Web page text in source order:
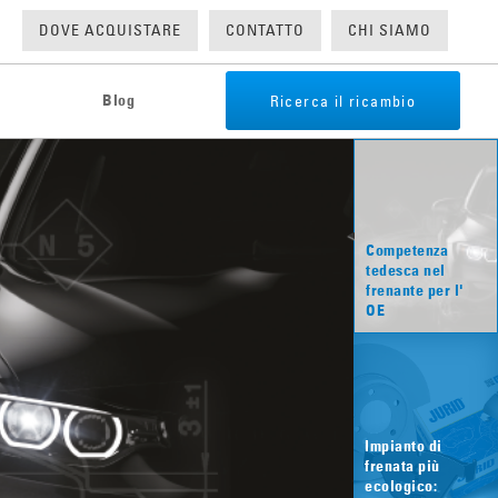
DOVE ACQUISTARE CONTATTO CHI SIAMO
Frenante
dell'imballo - PAP
Blog Ricerca il ricambio
Competenza
tedesca nel
frenante per l' OE
Impianto di
frenata più
ecologico: